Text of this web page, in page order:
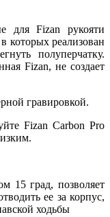
для Fizan рукояти
которых реализован
полуперчатку.
Fizan, не создает
гравировкой.
Fizan Carbon Pro
15 град, позволяет
ее за корпус,
ходьбы